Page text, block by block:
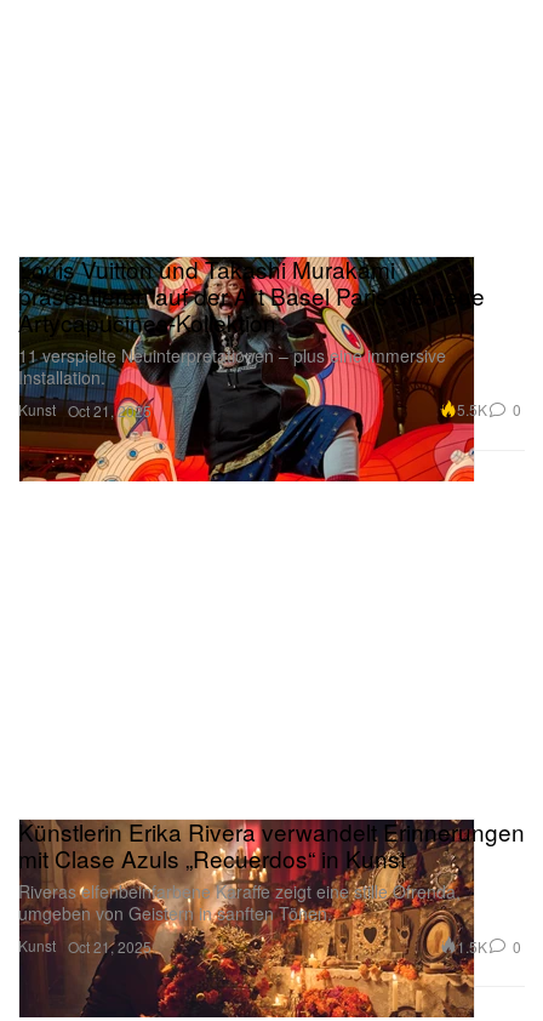
Kunst
Louis Vuitton und Takashi Murakami
präsentieren auf der Art Basel Paris die neue
Artycapucines-Kollektion
11 verspielte Neuinterpretationen – plus eine immersive
Installation.
Oct 21, 2025 5.5K 0
Kunst
Künstlerin Erika Rivera verwandelt Erinnerungen
mit Clase Azuls „Recuerdos“ in Kunst
Riveras elfenbeinfarbene Karaffe zeigt eine stille Ofrenda,
umgeben von Geistern in sanften Tönen.
Oct 21, 2025 1.5K 0